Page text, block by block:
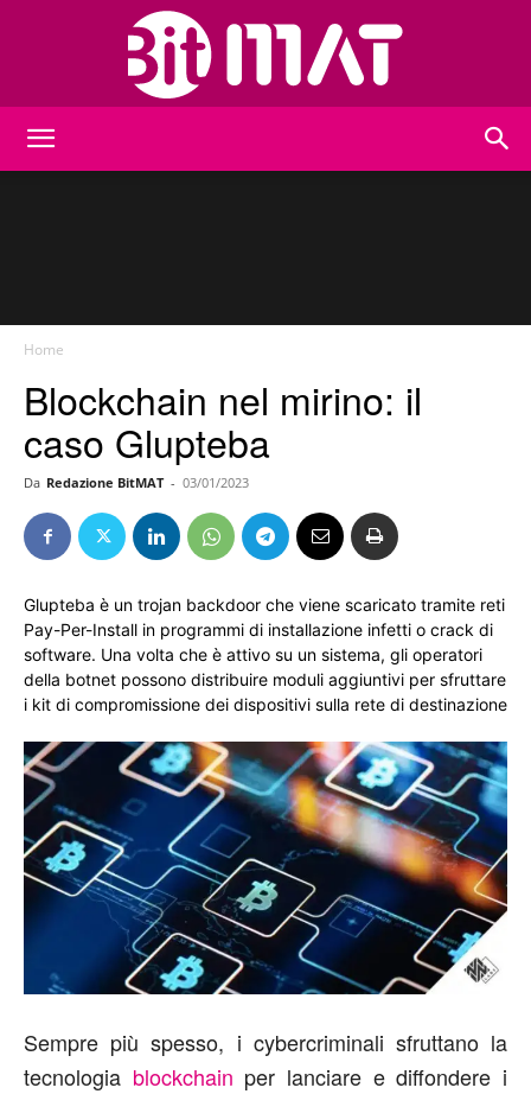
Home
Blockchain nel mirino: il
caso Glupteba
Da Redazione BitMAT - 03/01/2023
Glupteba è un trojan backdoor che viene scaricato tramite reti
Pay-Per-Install in programmi di installazione infetti o crack di
software. Una volta che è attivo su un sistema, gli operatori
della botnet possono distribuire moduli aggiuntivi per sfruttare
i kit di compromissione dei dispositivi sulla rete di destinazione
Sempre più spesso, i cybercriminali sfruttano la
tecnologia blockchain per lanciare e diffondere i